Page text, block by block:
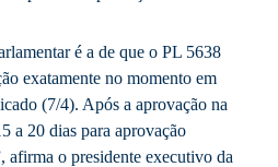
é a de que o PL 5638
exatamente no momento em
(7/4). Após a aprovação na
a 20 dias para aprovação
o presidente executivo da